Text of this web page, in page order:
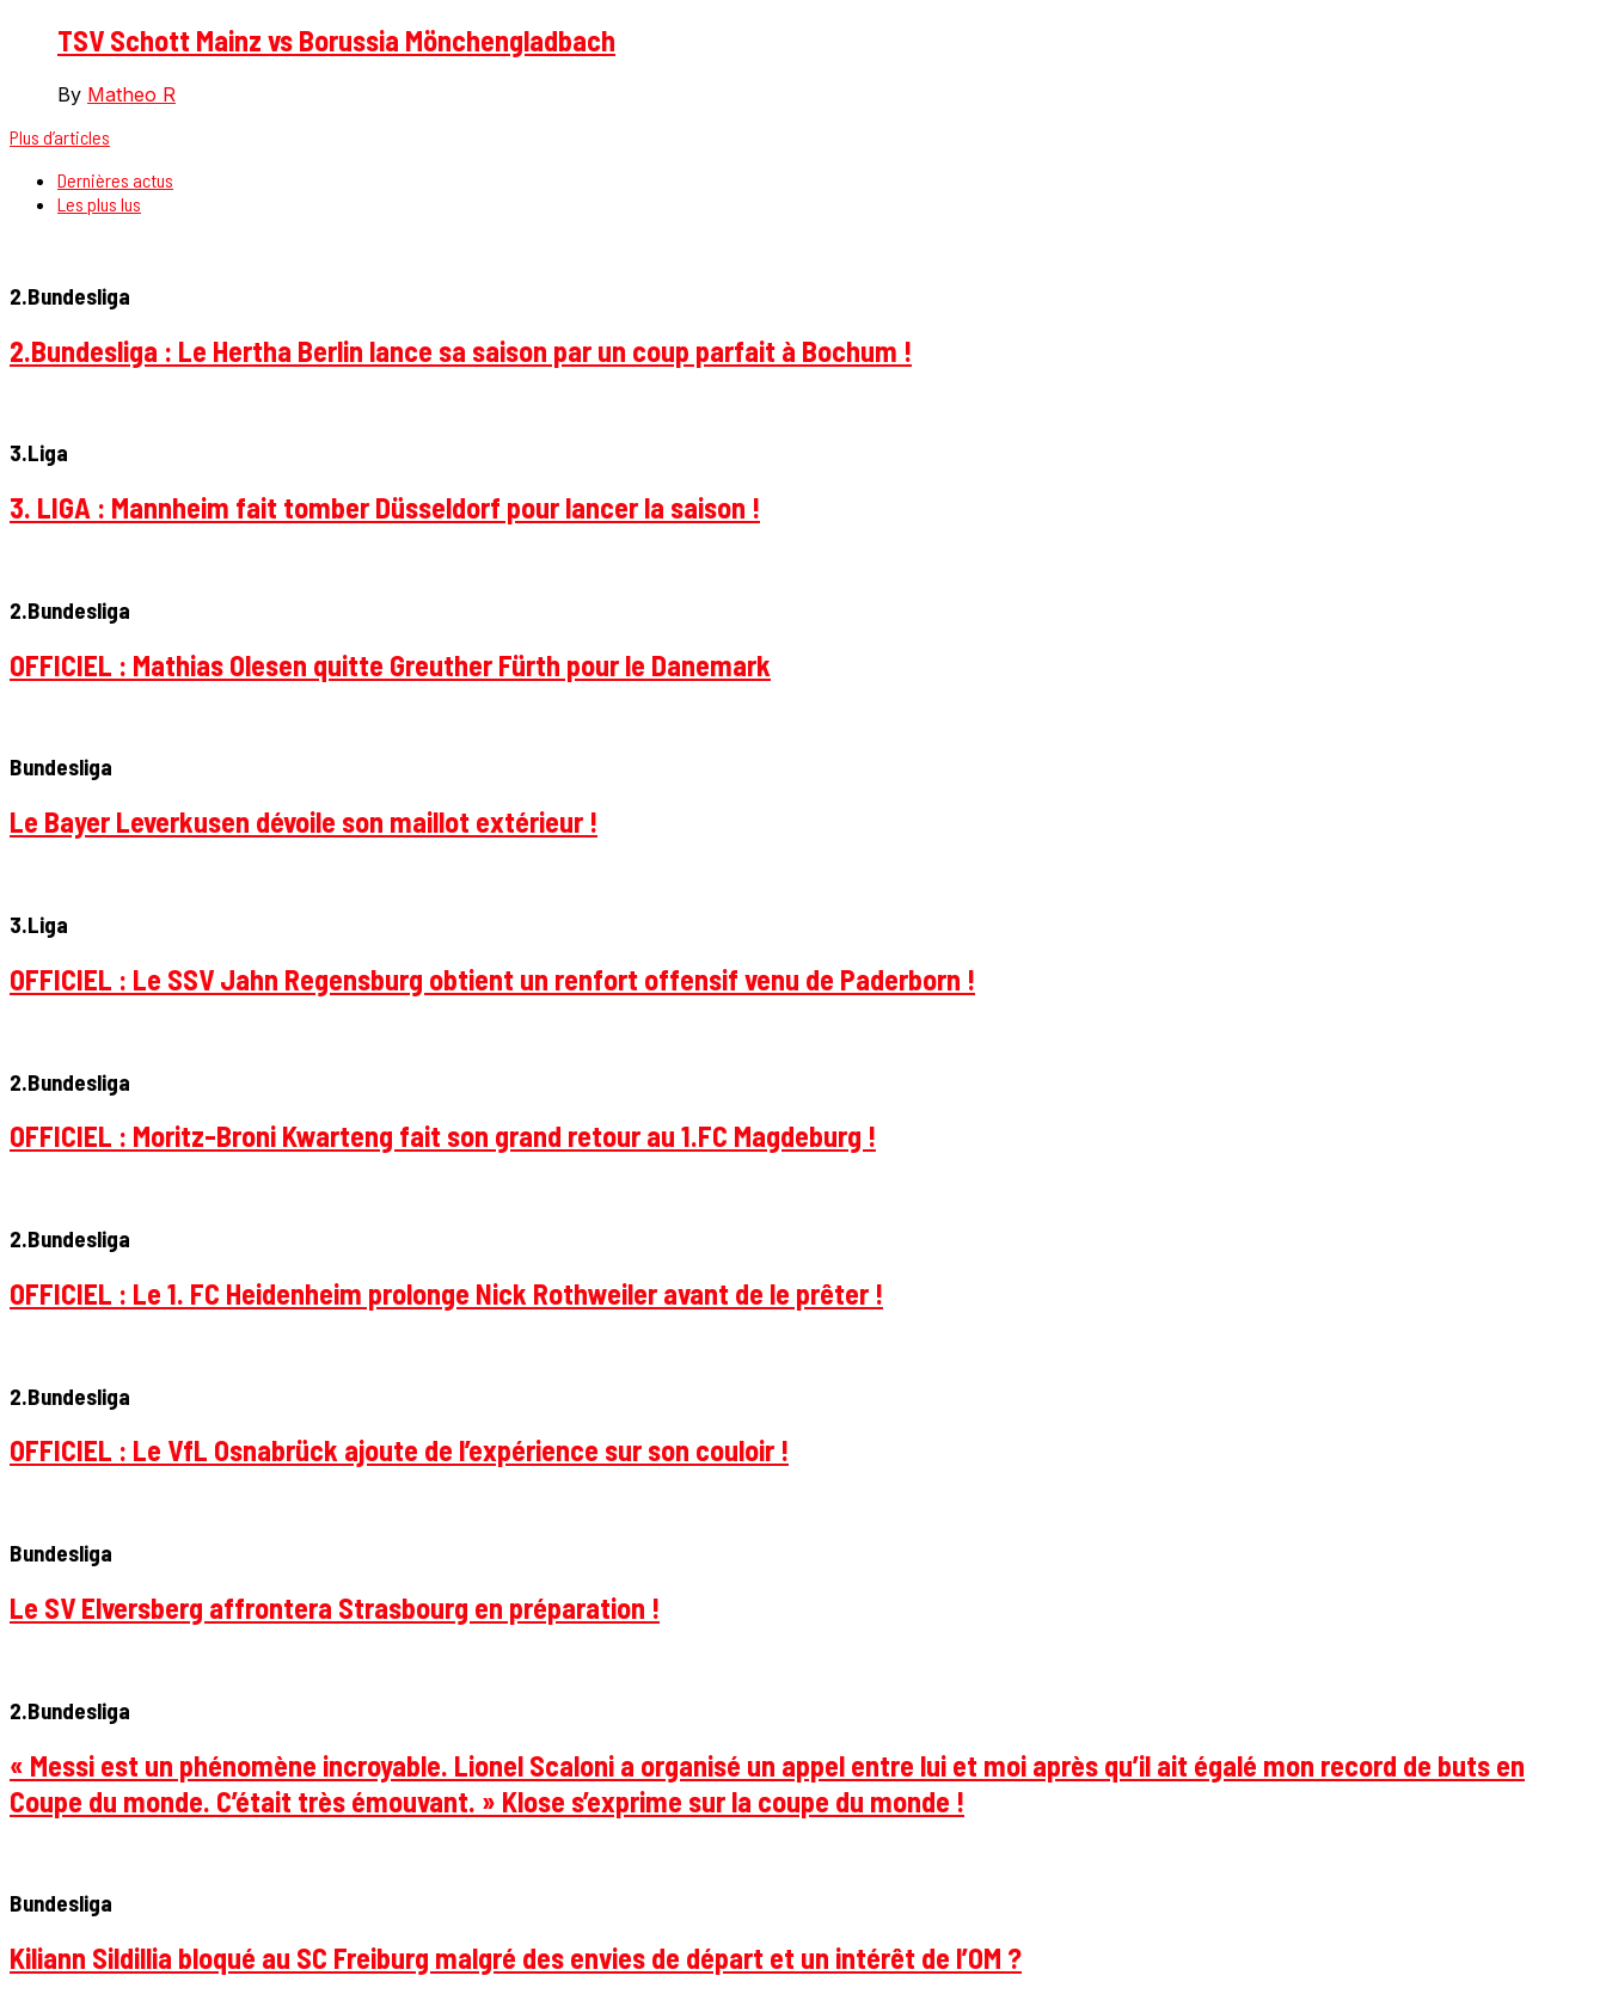
TSV Schott Mainz vs Borussia Mönchengladbach
By Matheo R
Plus d’articles
Dernières actus
Les plus lus
2.Bundesliga
2.Bundesliga : Le Hertha Berlin lance sa saison par un coup parfait à Bochum !
3.Liga
3. LIGA : Mannheim fait tomber Düsseldorf pour lancer la saison !
2.Bundesliga
OFFICIEL : Mathias Olesen quitte Greuther Fürth pour le Danemark
Bundesliga
Le Bayer Leverkusen dévoile son maillot extérieur !
3.Liga
OFFICIEL : Le SSV Jahn Regensburg obtient un renfort offensif venu de Paderborn !
2.Bundesliga
OFFICIEL : Moritz-Broni Kwarteng fait son grand retour au 1.FC Magdeburg !
2.Bundesliga
OFFICIEL : Le 1. FC Heidenheim prolonge Nick Rothweiler avant de le prêter !
2.Bundesliga
OFFICIEL : Le VfL Osnabrück ajoute de l’expérience sur son couloir !
Bundesliga
Le SV Elversberg affrontera Strasbourg en préparation !
2.Bundesliga
« Messi est un phénomène incroyable. Lionel Scaloni a organisé un appel entre lui et moi après qu’il ait égalé mon record de buts en
Coupe du monde. C’était très émouvant. » Klose s’exprime sur la coupe du monde !
Bundesliga
Kiliann Sildillia bloqué au SC Freiburg malgré des envies de départ et un intérêt de l’OM ?